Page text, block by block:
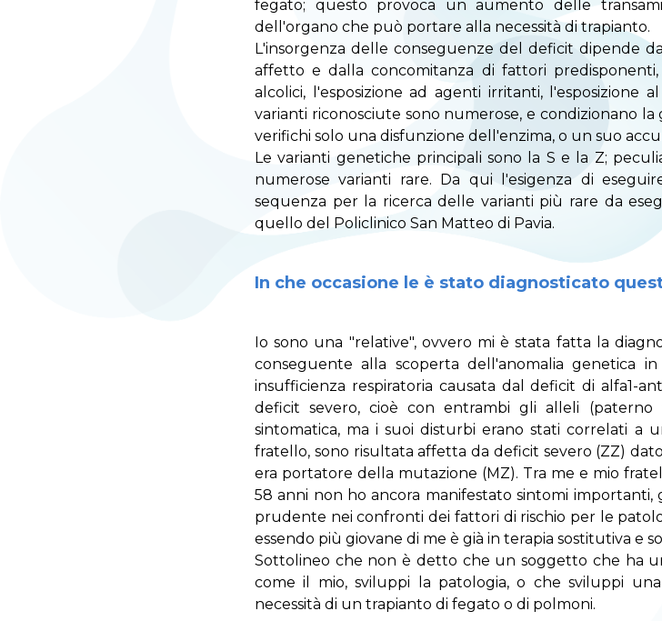
fegato; questo provoca un aumento delle
dell'organo che può portare alla necessità di trapianto.
L'insorgenza delle conseguenze del deficit dipende
affetto e dalla concomitanza di fattori
alcolici, l'esposizione ad agenti irritanti, l'esposizione
varianti riconosciute sono numerose, e condizionano
verifichi solo una disfunzione dell'enzima, o un suo
Le varianti genetiche principali sono la S e la Z;
numerose varianti rare. Da qui l'esigenza di
sequenza per la ricerca delle varianti più rare da
quello del Policlinico San Matteo di Pavia.
In che occasione le è stato diagnosticato
Io sono una "relative", ovvero mi è stata fatta la
conseguente alla scoperta dell'anomalia genetica
insufficienza respiratoria causata dal deficit di alfa1-
deficit severo, cioè con entrambi gli alleli
sintomatica, ma i suoi disturbi erano stati correlati a
fratello, sono risultata affetta da deficit severo (ZZ)
era portatore della mutazione (MZ). Tra me e mio
58 anni non ho ancora manifestato sintomi
prudente nei confronti dei fattori di rischio per le
essendo più giovane di me è già in terapia sostitutiva e
Sottolineo che non è detto che un soggetto che ha
come il mio, sviluppi la patologia, o che sviluppi
necessità di un trapianto di fegato o di polmoni.